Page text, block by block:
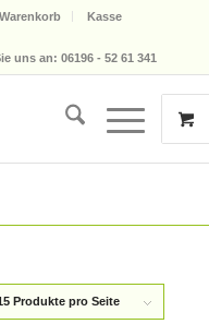
Warenkorb Kasse
uns an: 06196 - 52 61 341
Produkte pro Seite